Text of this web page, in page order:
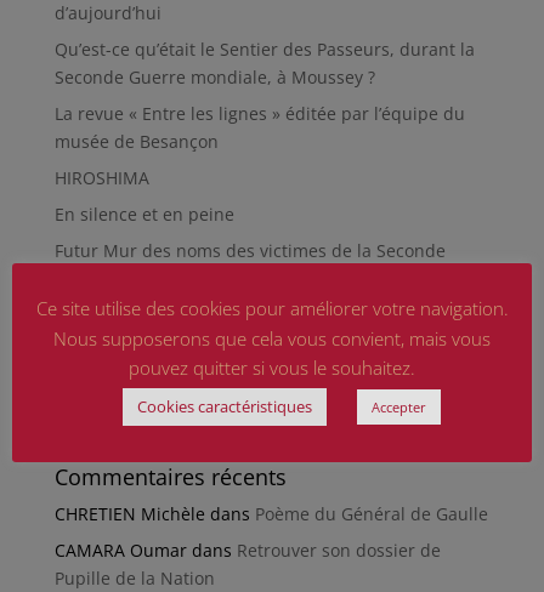
d’aujourd’hui
Qu’est-ce qu’était le Sentier des Passeurs, durant la
Seconde Guerre mondiale, à Moussey ?
La revue « Entre les lignes » éditée par l’équipe du
musée de Besançon
HIROSHIMA
En silence et en peine
Futur Mur des noms des victimes de la Seconde
RÉPARER LES OMISSIONS SUR LES MONUMENTS AUX
MORTS
Le rapport d’activité 2025 de la DMCA.
Quand la paix chemine
Commentaires récents
CHRETIEN Michèle dans Poème du Général de Gaulle
CAMARA Oumardans Retrouver son dossier de
Pupille de la Nation
Ce site utilise des cookies pour améliorer votre navigation.
Nous supposerons que cela vous convient, mais vous
pouvez quitter si vous le souhaitez.
Cookies caractéristiques Accepter